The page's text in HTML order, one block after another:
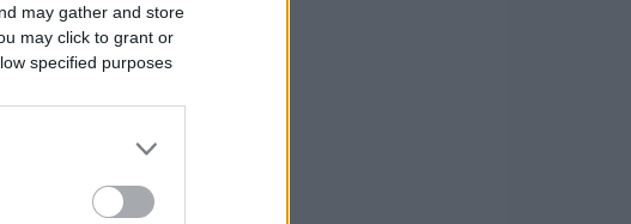
may gather and store
may click to grant or
specified purposes